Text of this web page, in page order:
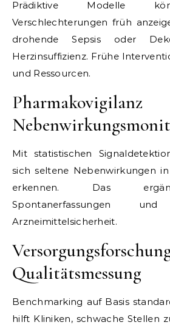
Prädiktive Modelle
Verschlechterungen früh
drohende Sepsis oder
Herzinsuffizienz. Frühe
und Ressourcen.
Mit statistischen
sich seltene Nebenwirkungen
erkennen. Das
Spontanerfassungen
Arzneimittelsicherheit.
Qualitätsmessung
Benchmarking auf Basis
hilft Kliniken, schwache Stellen